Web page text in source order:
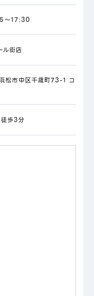
～17:30
ル街店
市中区千歳町73-1 コ
歩3分